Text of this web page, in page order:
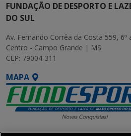
FUNDAÇÃO DE DESPORTO E
DO SUL
Av. Fernando Corrêa da Costa 559, 6º
Centro - Campo Grande | MS
CEP: 79004-311
MAPA